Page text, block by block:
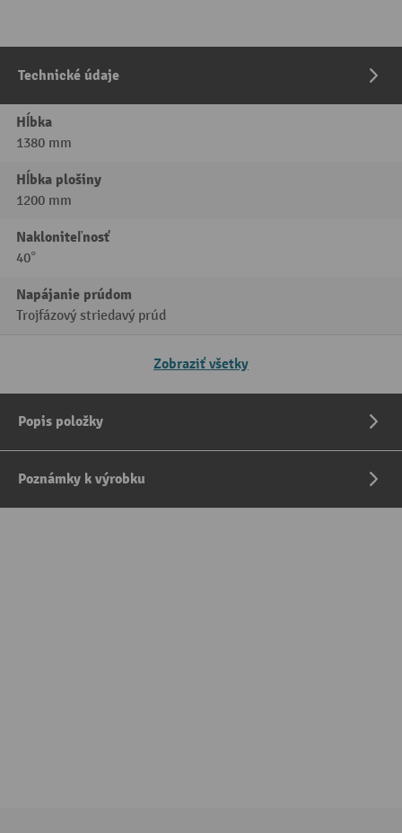
Technické údaje
Hĺbka
1380 mm
Hĺbka plošiny
1200 mm
Nakloniteľnosť
40°
Napájanie prúdom
Trojfázový striedavý prúd
Zobraziť všetky
Popis položky
Poznámky k výrobku